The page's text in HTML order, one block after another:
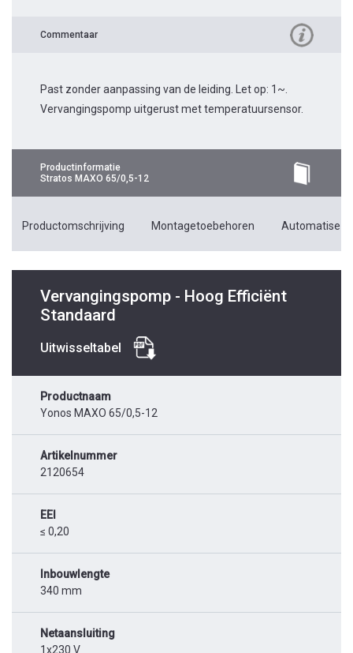
Commentaar
Past zonder aanpassing van de leiding. Let op: 1~.
Vervangingspomp uitgerust met temperatuursensor.
Productinformatie
Stratos MAXO 65/0,5-12
Productomschrijving Montagetoebehoren
Vervangingspomp - Hoog Efficiënt
Standaard
Uitwisseltabel
Productnaam
Yonos MAXO 65/0,5-12
Artikelnummer
2120654
EEI
≤ 0,20
Inbouwlengte
340 mm
Netaansluiting
1x230 V